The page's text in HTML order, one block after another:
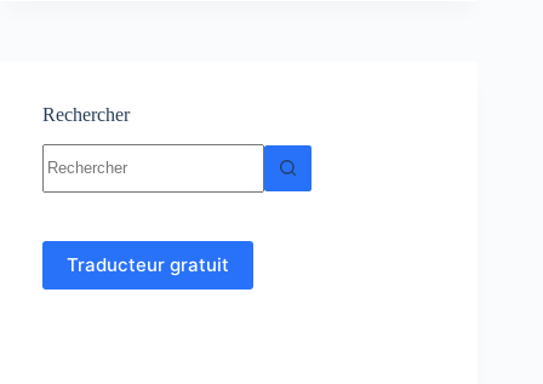
Rechercher
résultat
Traducteur gratuit